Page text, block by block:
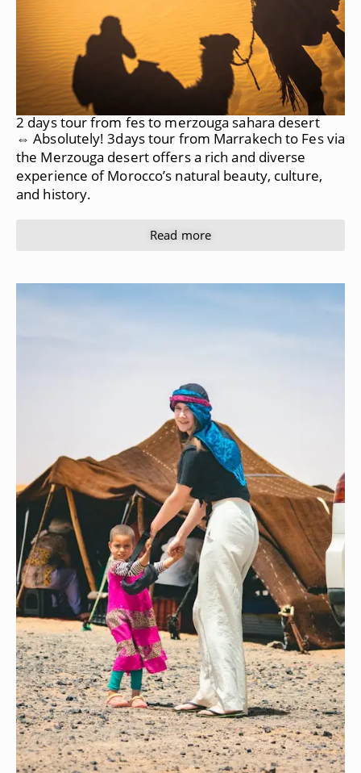
2 days tour from fes to merzouga sahara desert
⇔ Absolutely! 3days tour from Marrakech to Fes via
the Merzouga desert offers a rich and diverse
experience of Morocco’s natural beauty, culture,
and history.
Read more